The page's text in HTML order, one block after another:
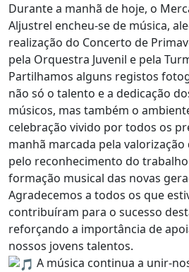
Durante a manhã de hoje, o
Aljustrel encheu-se de música,
realização do Concerto de
pela Orquestra Juvenil e pela
Partilhamos alguns registos
não só o talento e a dedicação
músicos, mas também o
celebração vivido por todos os
manhã marcada pela
pelo reconhecimento do
formação musical das novas
Agradecemos a todos os que
contribuíram para o sucesso
reforçando a importância de
nossos jovens talentos.
A música continua a unir-